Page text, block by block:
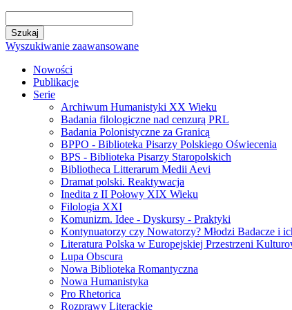
Wyszukiwanie zaawansowane
Nowości
Publikacje
Serie
Archiwum Humanistyki XX Wieku
Badania filologiczne nad cenzurą PRL
Badania Polonistyczne za Granicą
BPPO - Biblioteka Pisarzy Polskiego Oświecenia
BPS - Biblioteka Pisarzy Staropolskich
Bibliotheca Litterarum Medii Aevi
Dramat polski. Reaktywacja
Inedita z II Połowy XIX Wieku
Filologia XXI
Komunizm. Idee - Dyskursy - Praktyki
Kontynuatorzy czy Nowatorzy? Młodzi Badacze i
Literatura Polska w Europejskiej Przestrzeni
Lupa Obscura
Nowa Biblioteka Romantyczna
Nowa Humanistyka
Pro Rhetorica
Rozprawy Literackie